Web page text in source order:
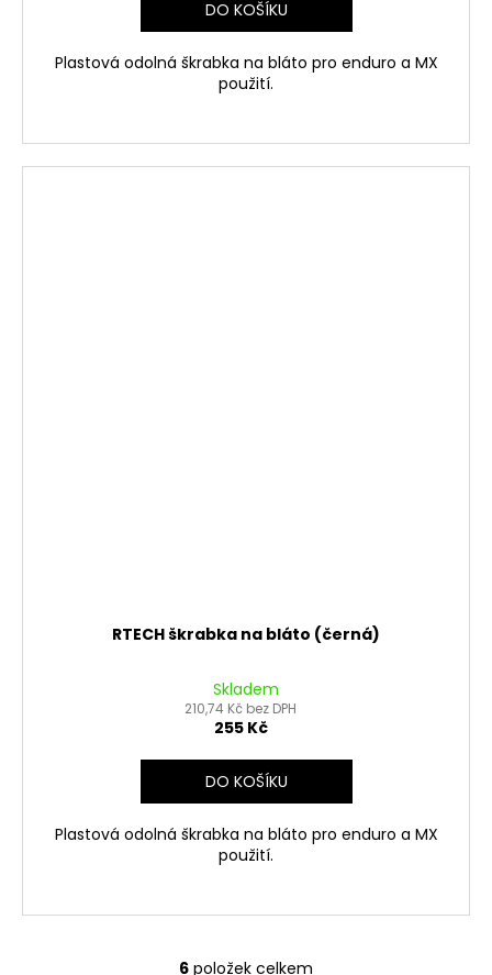
DO KOŠÍKU
Plastová odolná škrabka na bláto pro enduro a MX
použití.
RTECH škrabka na bláto (černá)
Skladem
210,74 Kč bez DPH
255 Kč
DO KOŠÍKU
Plastová odolná škrabka na bláto pro enduro a MX
použití.
6 položek celkem